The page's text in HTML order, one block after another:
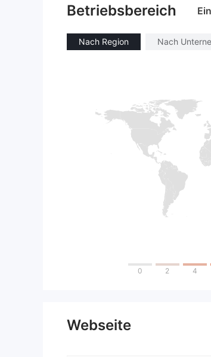
Betriebsbereich
Nach Region Nach
0 2 4
Webseite